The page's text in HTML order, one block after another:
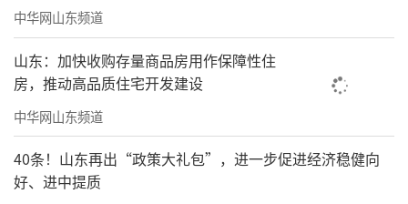
中华网山东频道
山东：加快收购存量商品房用作保障性住
房，推动高品质住宅开发建设
中华网山东频道
40条！山东再出“政策大礼包”，进一步促进经济稳健向
好、进中提质